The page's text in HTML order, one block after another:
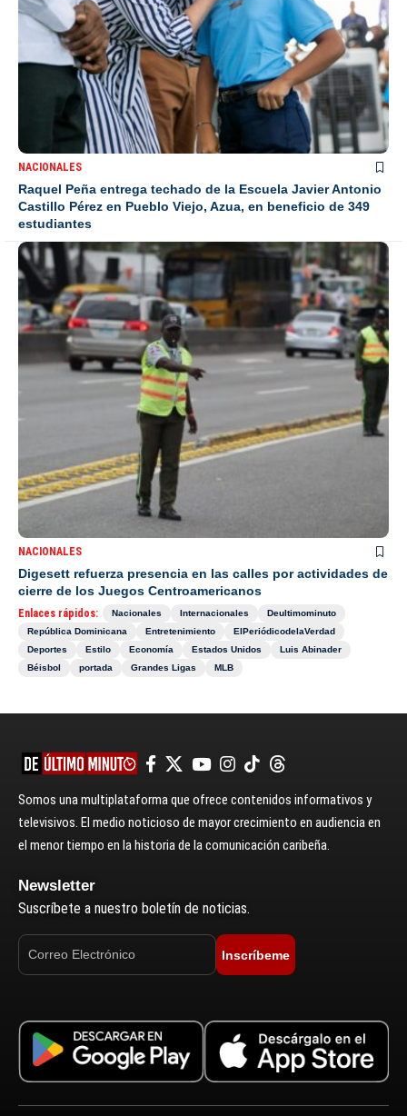
NACIONALES
Raquel Peña entrega techado de la Escuela Javier Antonio
Castillo Pérez en Pueblo Viejo, Azua, en beneficio de 349
estudiantes
NACIONALES
Digesett refuerza presencia en las calles por actividades de
cierre de los Juegos Centroamericanos
Enlaces rápidos: Nacionales Internacionales
Deultimominuto
República Dominicana
Entretenimiento
ElPeriódicodelaVerdad
Deportes
Estilo Economía Estados Unidos
Luis Abinader
Béisbol
portada Grandes Ligas MLB
Somos una multiplataforma que ofrece contenidos informativos y
televisivos. El medio noticioso de mayor crecimiento en audiencia en
el menor tiempo en la historia de la comunicación caribeña.
Newsletter
Suscríbete a nuestro boletín de noticias.
Inscríbeme